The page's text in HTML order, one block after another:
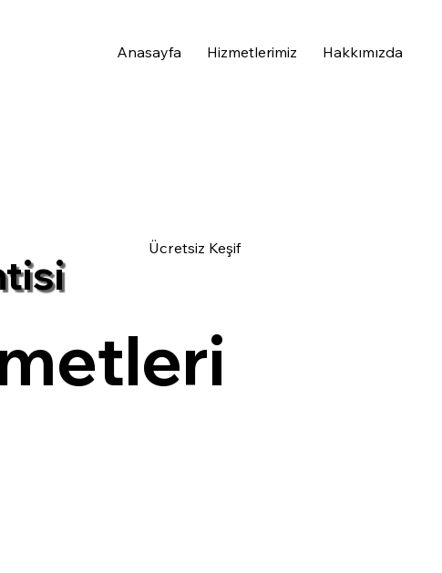
Ücretsiz Keşif
Anasayfa Hizmetlerimiz Hakkımızda